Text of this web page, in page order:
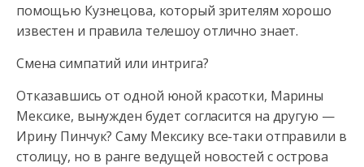
помощью Кузнецова, который зрителям хорошо
известен и правила телешоу отлично знает.
Смена симпатий или интрига?
Отказавшись от одной юной красотки, Марины
Мексике, вынужден будет согласится на другую —
Ирину Пинчук? Саму Мексику все-таки отправили в
столицу, но в ранге ведущей новостей с острова